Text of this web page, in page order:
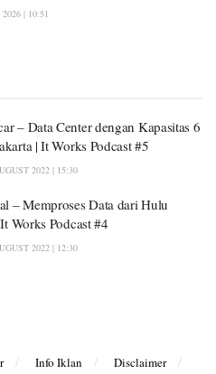
| 10:51
– Data Center dengan Kapasitas 6
| It Works Podcast #5
2022 | 15:30
– Memproses Data dari Hulu
Works Podcast #4
2022 | 12:30
Info Iklan
Disclaimer